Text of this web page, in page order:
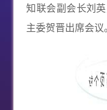
知联会副会长刘
主委贺晋出席会议